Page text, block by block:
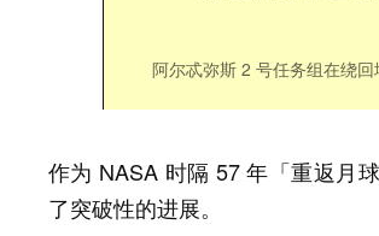
阿尔忒弥斯 2 号任务组在绕
作为 NASA 时隔 57 年「重返月
了突破性的进展。